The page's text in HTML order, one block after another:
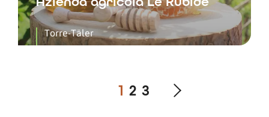
Torre-Täler
1 2 3